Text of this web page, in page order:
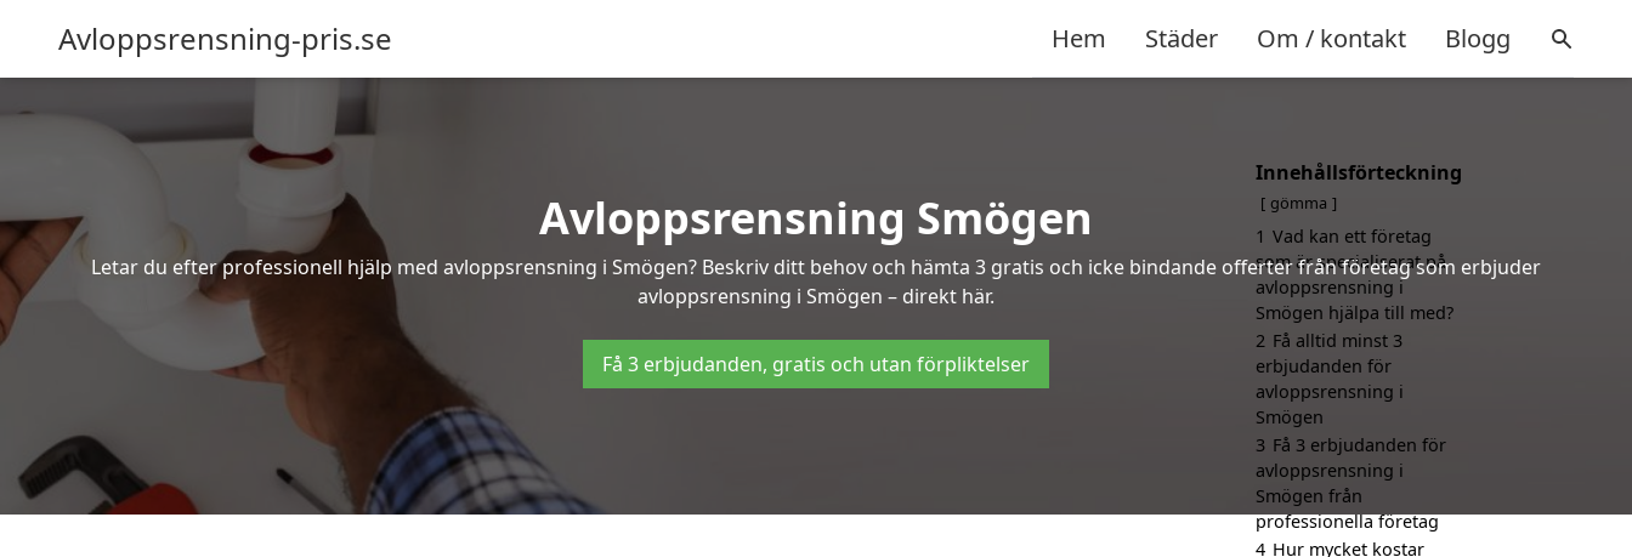
Avloppsrensning-pris.se Hem Städer Om / kontakt Blogg
Avloppsrensning Smögen
Letar du efter professionell hjälp med avloppsrensning i Smögen? Beskriv ditt behov och hämta 3 gratis och icke bindande offerter från företag som erbjuder
avloppsrensning i Smögen – direkt här.
Få 3 erbjudanden, gratis och utan förpliktelser
Innehållsförteckning
gömma
1 Vad kan ett företag
som är specialiserat på
avloppsrensning i
Smögen hjälpa till med?
2 Få alltid minst 3
erbjudanden för
avloppsrensning i
Smögen
3 Få 3 erbjudanden för
avloppsrensning i
Smögen från
professionella företag
4 Hur mycket kostar